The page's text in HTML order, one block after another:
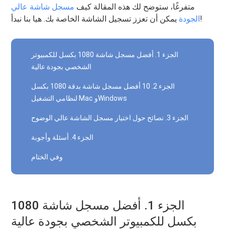
متفرغًا، ستوضح لك هذه المقالة كيف مسجل شاشة عالي
الجودةيمكن أن تعزز تسجيل الشاشة الخاصة بك. هيا بنا نبدأ!
الجزء 1. أفضل مسجل شاشة 1080 بكسل للكمبيوتر
الشخصي بجودة عالية
الجزء 2. 10 أفضل مسجل شاشة بدقة 1080 بكسل
لنظامي التشغيل Mac وWindows
الجزء 3. نصائح حول اختيار مسجل الشاشة عالي الوضوح
الجزء 4. أسئلة وأجوبة
وفي الختام
الجزء 1. أفضل مسجل شاشة 1080
بكسل للكمبيوتر الشخصي بجودة عالية